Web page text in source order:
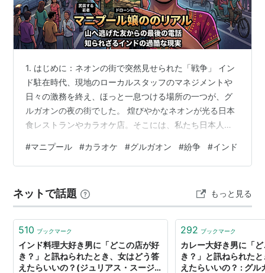
1. はじめに：ネオンの街で突然見せられた「戦争」 イン
ド駐在時代、現地のローカルスタッフのマネジメントや
日々の激務を終え、ほっと一息つける場所の一つが、グ
ルガオンの夜の街でした。 煌びやかなネオンが光る日本
食レストランやカラオケ店。そこには、私たち日本人に
ています。彼女たちはいつも明るく、流暢な英語と親し
みやすい笑顔で、駐在員たちの疲れを癒してくれまし
愛のない世間話をしていた時、一人の女の子が突然、真
顔で自分のスマートフォンを私に向けてきました。 「こ
れ、私の地元の友達なの」 画面を覗き込ん…
#マニプール #カラオケ #グルガオン #紛争 #インド
ネットで話題 もっと見る
510 ブックマーク
インド料理大好き男に「どこの店が好
き？」と訊ねられたとき、女はどう答
えたらいいの？(ジュリアス・スージ
292 ブックマーク
カレー大好き男に「
き？」と訊ねられた
えたらいいの？ : グル